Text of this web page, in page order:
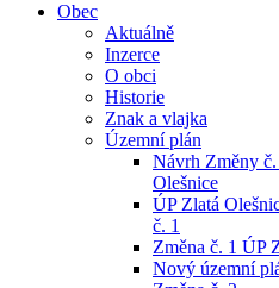
Obec
Aktuálně
Inzerce
O obci
Historie
Znak a vlajka
Územní plán
Návrh Změny
Olešnice
ÚP Zlatá
č. 1
Změna č. 1 ÚP
Nový územní